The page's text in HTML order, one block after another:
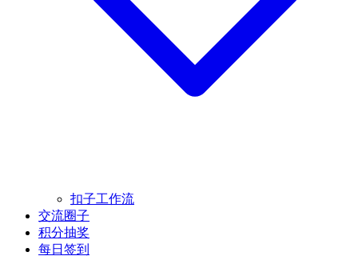
扣子工作流
交流圈子
积分抽奖
每日签到